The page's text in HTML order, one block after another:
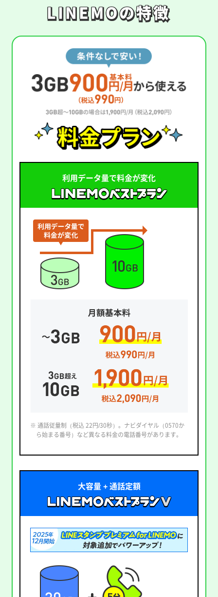
LINEMOの特徴
LINEMOの特徴
利用データ量で料金が変化
※ 通話従量制（税込 22円/30秒）。ナビダイヤル（0570か
ら始まる番号）など異なる料金の電話番号があります。
大容量 + 通話定額